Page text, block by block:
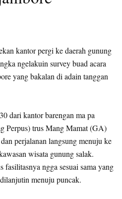
kantor pergi ke daerah gunung
ngelakuin survey buad acara
yang bakalan di adain tanggan
dari kantor barengan ma pa
Perpus) trus Mang Mamat (GA)
perjalanan langsung menuju ke
wisata gunung salak.
ngga sesuai sama yang
menuju puncak.